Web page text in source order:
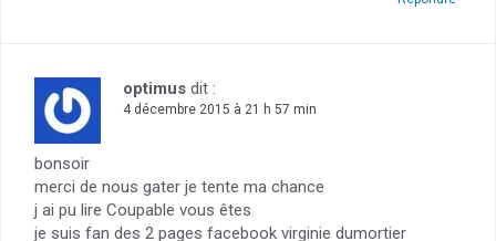
optimus dit :
4 décembre 2015 à 21 h 57 min
bonsoir
merci de nous gater je tente ma chance
j ai pu lire Coupable vous êtes
je suis fan des 2 pages facebook virginie dumortier